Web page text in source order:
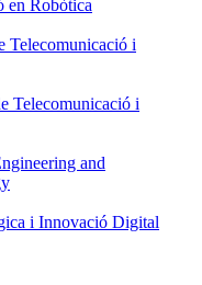
en Robòtica
Telecomunicació i
Telecomunicació i
and
i Innovació Digital